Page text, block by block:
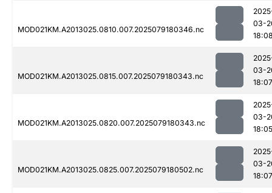
MOD021KM.A2013025.0810.007.2025079180346.nc
03-
MOD021KM.A2013025.0815.007.2025079180343.nc
03-
18:07
MOD021KM.A2013025.0820.007.2025079180343.nc
03-
18:05
MOD021KM.A2013025.0825.007.2025079180502.nc
03-
18:07